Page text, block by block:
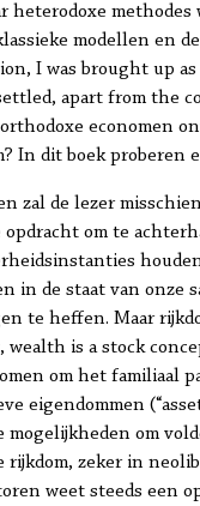
modellen en
I was brought up
apart from the
economen
In dit boek
zal de lezer
om te
in de staat van onze
te heffen. Maar
is a stock
om het familiaal
eigendommen
om
zeker in
weet steeds een